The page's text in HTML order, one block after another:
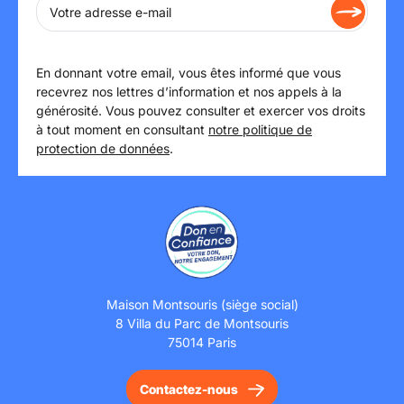
En donnant votre email, vous êtes informé que vous
recevrez nos lettres d’information et nos appels à la
générosité. Vous pouvez consulter et exercer vos droits
à tout moment en consultant notre politique de
protection de données.
Maison Montsouris (siège social)
8 Villa du Parc de Montsouris
75014 Paris
Contactez-nous